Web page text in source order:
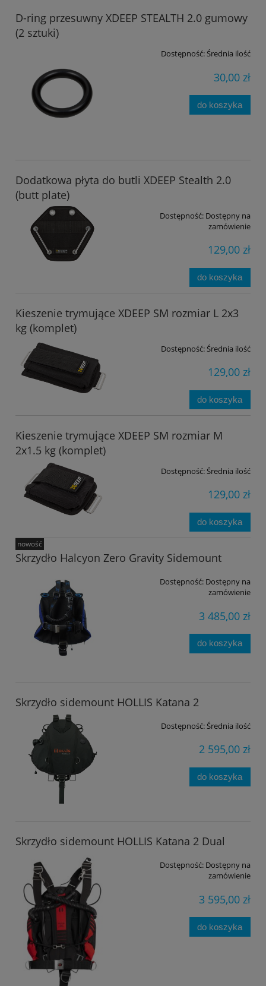
D-ring przesuwny XDEEP STEALTH 2.0 gumowy
(2 sztuki)
Dostępność:Średnia ilość
30,00 zł
do koszyka
Dodatkowa płyta do butli XDEEP Stealth 2.0
(butt plate)
Dostępność: Dostępny na
zamówienie
129,00 zł
do koszyka
Kieszenie trymujące XDEEP SM rozmiar L 2x3
kg (komplet)
Dostępność:Średnia ilość
129,00 zł
do koszyka
Kieszenie trymujące XDEEP SM rozmiar M
2x1.5 kg (komplet)
Dostępność:Średnia ilość
129,00 zł
do koszyka
Skrzydło Halcyon Zero Gravity Sidemount
Dostępność: Dostępny na
zamówienie
3 485,00 zł
do koszyka
nowość
Skrzydło sidemount HOLLIS Katana 2
Dostępność:Średnia ilość
2 595,00 zł
do koszyka
Skrzydło sidemount HOLLIS Katana 2 Dual
Dostępność: Dostępny na
zamówienie
3 595,00 zł
do koszyka